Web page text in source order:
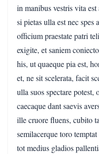
in manibus vestris vita est
si pietas ulla est nec spes
officium praestate patri
exigite, et saniem
his, ut quaeque pia est,
et, ne sit scelerata, facit
ulla suos spectare potest,
caecaque dant saevis
ille cruore fluens, cubito
semilacerque toro
tot medius gladios